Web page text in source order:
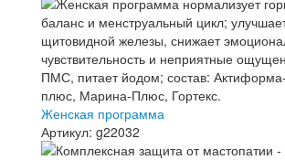
Женская программа
Артикул: g22032